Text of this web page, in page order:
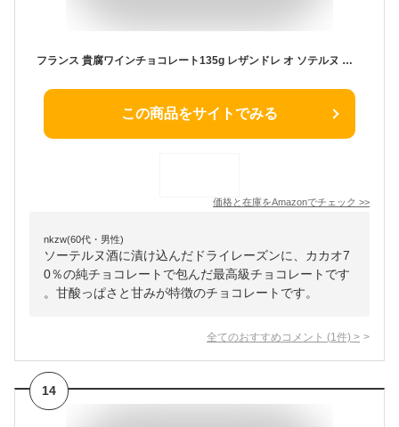
フランス 貴腐ワインチョコレート135g レザンドレ オ ソテルヌ プレゼントリボン付き
この商品をサイトでみる
価格と在庫をAmazonでチェック >>
nkzw(60代・男性)
ソーテルヌ酒に漬け込んだドライレーズンに、カカオ7
0％の純チョコレートで包んだ最高級チョコレートです
。甘酸っぱさと甘みが特徴のチョコレートです。
全てのおすすめコメント (1 件) >
14